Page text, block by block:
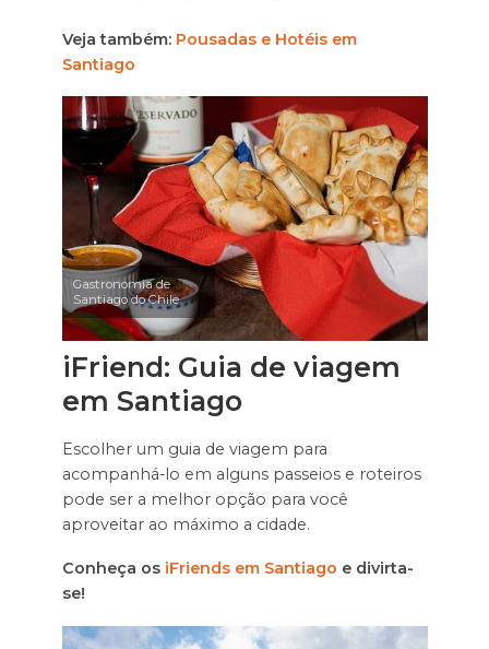
Veja também:Pousadas e Hotéis em
Santiago
Gastronomia de
Santiago do Chile
iFriend: Guia de viagem
em Santiago
Escolher um guia de viagem para
acompanhá-lo em alguns passeios e roteiros
pode ser a melhor opção para você
aproveitar ao máximo a cidade.
Conheça osiFriends em Santiago e divirta-
se!